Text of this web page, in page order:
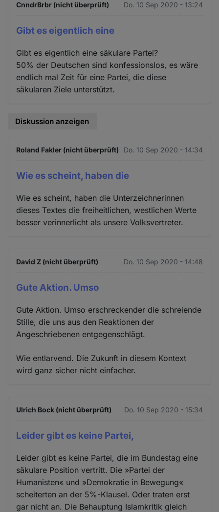
CnndrBrbr (nicht überprüft) Do. 10 Sep 2020 - 13:24
Gibt es eigentlich eine
Gibt es eigentlich eine säkulare Partei?
50% der Deutschen sind konfessionslos, es wäre
endlich mal Zeit für eine Partei, die diese
säkularen Ziele unterstützt.
Diskussion anzeigen
Roland Fakler (nicht überprüft) Do. 10 Sep 2020 - 14:34
Wie es scheint, haben die
Wie es scheint, haben die Unterzeichnerinnen
dieses Textes die freiheitlichen, westlichen Werte
besser verinnerlicht als unsere Volksvertreter.
David Z (nicht überprüft) Do. 10 Sep 2020 - 14:48
Gute Aktion. Umso
Gute Aktion. Umso erschreckender die schreiende
Stille, die uns aus den Reaktionen der
Angeschriebenen entgegenschlägt.
Wie entlarvend. Die Zukunft in diesem Kontext
wird ganz sicher nicht einfacher.
Ulrich Bock (nicht überprüft) Do. 10 Sep 2020 - 15:34
Leider gibt es keine Partei,
Leider gibt es keine Partei, die im Bundestag eine
säkulare Position vertritt. Die »Partei der
Humanisten« und »Demokratie in Bewegung«
scheiterten an der 5%-Klausel. Oder traten erst
gar nicht an. Die Behauptung Islamkritik gleich